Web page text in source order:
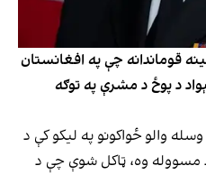
قوماندانه چې په افغانستان
د پوځ د مشرې په توګه
والو ځواکونو په لیکو کې د
وه، ټاکل شوې چې د